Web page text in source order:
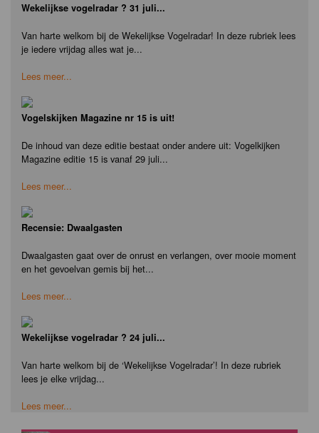
Wekelijkse vogelradar ? 31 juli...
Van harte welkom bij de Wekelijkse Vogelradar! In deze rubriek lees
je iedere vrijdag alles wat je...
Lees meer...
Vogelskijken Magazine nr 15 is uit!
De inhoud van deze editie bestaat onder andere uit: Vogelkijken
Magazine editie 15 is vanaf 29 juli...
Lees meer...
Recensie: Dwaalgasten
Dwaalgasten gaat over de onrust en verlangen, over mooie moment
en het gevoelvan gemis bij het...
Lees meer...
Wekelijkse vogelradar ? 24 juli...
Van harte welkom bij de ‘Wekelijkse Vogelradar’! In deze rubriek
lees je elke vrijdag...
Lees meer...